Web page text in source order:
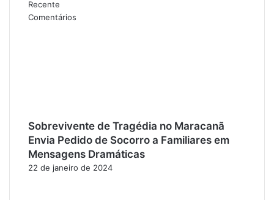
Recente
Comentários
Sobrevivente de Tragédia no Maracanã
Envia Pedido de Socorro a Familiares em
Mensagens Dramáticas
22 de janeiro de 2024